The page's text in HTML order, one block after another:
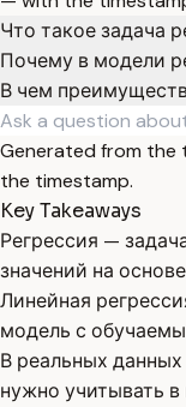
Что такое задача
Почему в модели
В чем
Generated from the
the timestamp.
Key Takeaways
Регрессия —
значений на
Линейная
модель с
В реальных
нужно учитывать